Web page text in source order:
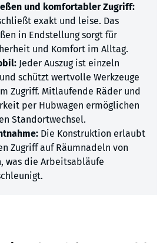
und komfortabler Zugriff:
exakt und leise. Das
in Endstellung sorgt für
und Komfort im Alltag.
Jeder Auszug ist einzeln
schützt wertvolle Werkzeuge
Zugriff. Mitlaufende Räder und
per Hubwagen ermöglichen
Standortwechsel.
Die Konstruktion erlaubt
Zugriff auf Räumnadeln von
was die Arbeitsabläufe